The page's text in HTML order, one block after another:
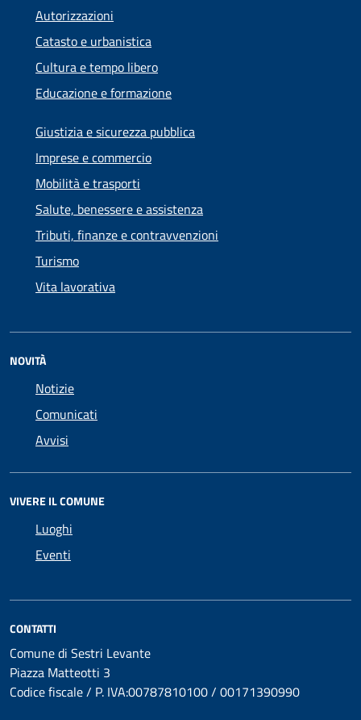
Autorizzazioni
Catasto e urbanistica
Cultura e tempo libero
Educazione e formazione
Giustizia e sicurezza pubblica
Imprese e commercio
Mobilità e trasporti
Salute, benessere e assistenza
Tributi, finanze e contravvenzioni
Turismo
Vita lavorativa
NOVITÀ
Notizie
Comunicati
Avvisi
VIVERE IL COMUNE
Luoghi
Eventi
CONTATTI
Comune di Sestri Levante
Piazza Matteotti 3
Codice fiscale / P. IVA:00787810100 / 00171390990